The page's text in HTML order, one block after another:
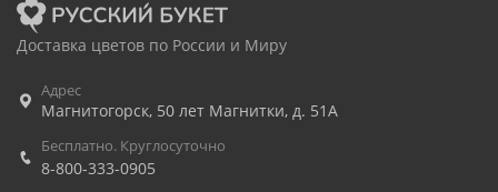
Доставка цветов по России и Миру
Адрес
Магнитогорск, 50 лет Магнитки, д. 51А
Бесплатно. Круглосуточно
8-800-333-0905